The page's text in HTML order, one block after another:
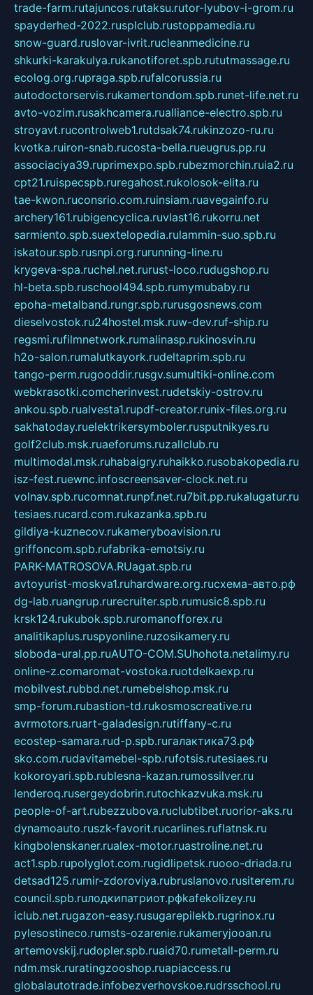
trade-farm.rutajuncos.rutaksu.rutor-lyubov-i-grom.ru
spayderhed-2022.rusplclub.rustoppamedia.ru
snow-guard.ruslovar-ivrit.rucleanmedicine.ru
shkurki-karakulya.rukanotiforet.spb.rututmassage.ru
ecolog.org.rupraga.spb.rufalcorussia.ru
autodoctorservis.rukamertondom.spb.runet-life.net.ru
avto-vozim.rusakhcamera.rualliance-electro.spb.ru
stroyavt.rucontrolweb1.rutdsak74.rukinzozo-ru.ru
kvotka.ruiron-snab.rucosta-bella.rueugrus.pp.ru
associaciya39.ruprimexpo.spb.rubezmorchin.ruia2.ru
cpt21.ruispecspb.ruregahost.rukolosok-elita.ru
tae-kwon.ruconsrio.com.ruinsiam.ruavegainfo.ru
archery161.rubigencyclica.ruvlast16.rukorru.net
sarmiento.spb.suextelopedia.rulammin-suo.spb.ru
iskatour.spb.rusnpi.org.rurunning-line.ru
krygeva-spa.ruchel.net.rurust-loco.rudugshop.ru
hl-beta.spb.ruschool494.spb.rumymubaby.ru
epoha-metalband.rungr.spb.rurusgosnews.com
dieselvostok.ru24hostel.msk.ruw-dev.ruf-ship.ru
regsmi.rufilmnetwork.rumalinasp.rukinosvin.ru
h2o-salon.rumalutkayork.rudeltaprim.spb.ru
tango-perm.rugooddir.rusgv.sumultiki-online.com
webkrasotki.comcherinvest.rudetskiy-ostrov.ru
ankou.spb.rualvesta1.rupdf-creator.runix-files.org.ru
sakhatoday.ruelektrikersymboler.rusputnikyes.ru
golf2club.msk.ruaeforums.ruzallclub.ru
multimodal.msk.ruhabaigry.ruhaikko.rusobakopedia.ru
isz-fest.ruewnc.infoscreensaver-clock.net.ru
volnav.spb.rucomnat.runpf.net.ru7bit.pp.rukalugatur.ru
tesiaes.rucard.com.rukazanka.spb.ru
gildiya-kuznecov.rukameryboavision.ru
griffoncom.spb.rufabrika-emotsiy.ru
PARK-MATROSOVA.RUagat.spb.ru
avtoyurist-moskva1.ruhardware.org.ruсхема-авто.рф
dg-lab.ruangrup.rurecruiter.spb.rumusic8.spb.ru
krsk124.rukubok.spb.ruromanofforex.ru
analitikaplus.ruspyonline.ruzosikamery.ru
sloboda-ural.pp.ruAUTO-COM.SUhohota.netalimy.ru
online-z.comaromat-vostoka.ruotdelkaexp.ru
mobilvest.rubbd.net.rumebelshop.msk.ru
smp-forum.rubastion-td.rukosmoscreative.ru
avrmotors.ruart-galadesign.rutiffany-c.ru
ecostep-samara.rud-p.spb.ruгалактика73.рф
sko.com.rudavitamebel-spb.rufotsis.rutesiaes.ru
kokoroyari.spb.rublesna-kazan.rumossilver.ru
lenderoq.rusergeydobrin.rutochkazvuka.msk.ru
people-of-art.rubezzubova.ruclubtibet.ruorior-aks.ru
dynamoauto.ruszk-favorit.rucarlines.ruflatnsk.ru
kingbolenskaner.rualex-motor.ruastroline.net.ru
act1.spb.rupolyglot.com.rugidlipetsk.ruooo-driada.ru
detsad125.rumir-zdoroviya.rubruslanovo.rusiterem.ru
council.spb.ruлодкипатриот.рфkafekolizey.ru
iclub.net.rugazon-easy.rusugarepilekb.rugrinox.ru
pylesostineco.rumsts-ozarenie.rukameryjooan.ru
artemovskij.rudopler.spb.ruaid70.rumetall-perm.ru
ndm.msk.ruratingzooshop.ruapiaccess.ru
globalautotrade.infobezverhovskoe.rudrsschool.ru